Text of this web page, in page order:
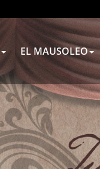
EL MAUSOLEO